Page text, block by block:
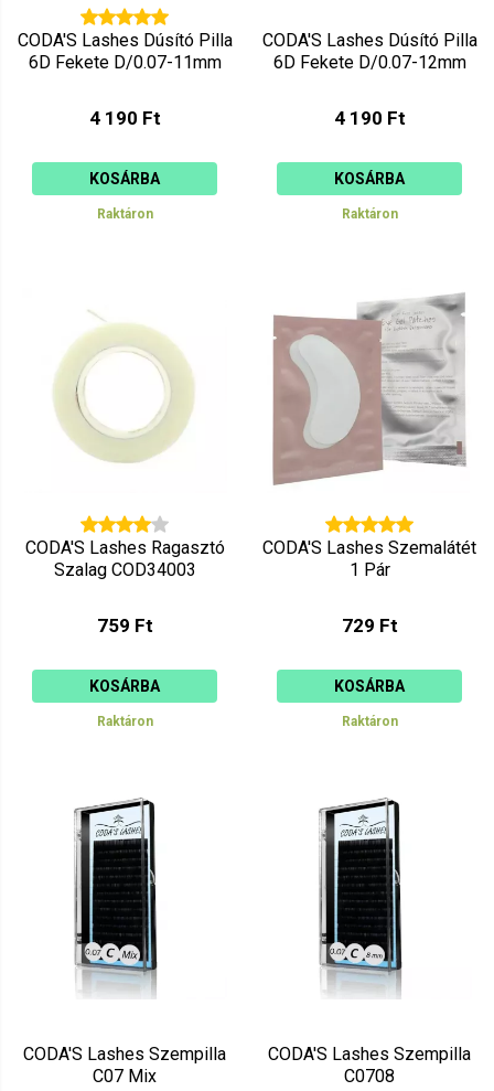
CODA'S Lashes Dúsító Pilla
6D Fekete D/0.07-11mm
4 190 Ft
KOSÁRBA
Raktáron
CODA'S Lashes Dúsító Pilla
6D Fekete D/0.07-12mm
4 190 Ft
KOSÁRBA
Raktáron
CODA'S Lashes Ragasztó
Szalag COD34003
759 Ft
KOSÁRBA
Raktáron
CODA'S Lashes Szemalátét
1 Pár
729 Ft
KOSÁRBA
Raktáron
CODA'S Lashes Szempilla
C07 Mix
CODA'S Lashes Szempilla
C0708